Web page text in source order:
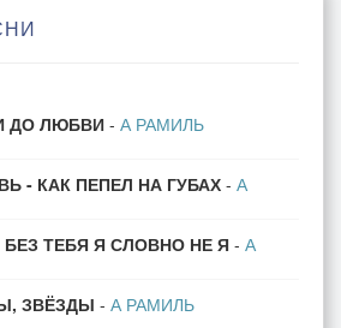
ДО ЛЮБВИ - А РАМИЛЬ
- КАК ПЕПЕЛ НА ГУБАХ - А
БЕЗ ТЕБЯ Я СЛОВНО НЕ Я - А
ЗВЁЗДЫ - А РАМИЛЬ